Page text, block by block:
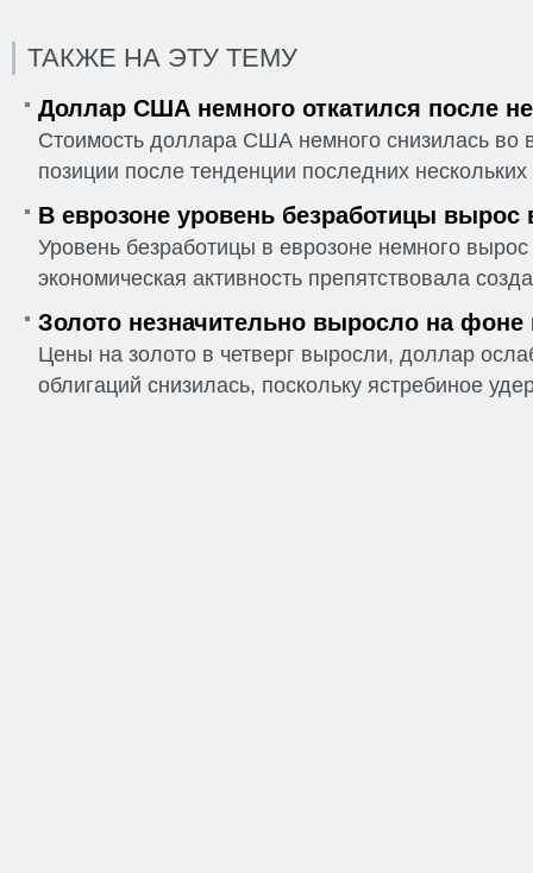
ТАКЖЕ НА ЭТУ ТЕМУ
Доллар США немного откатился после
Стоимость доллара США немного снизилась во
позиции после тенденции последних
В еврозоне уровень безработицы вырос
Уровень безработицы в еврозоне немного
экономическая активность препятствовала
Золото незначительно выросло на фоне
Цены на золото в четверг выросли, доллар
облигаций снизилась, поскольку ястребиное